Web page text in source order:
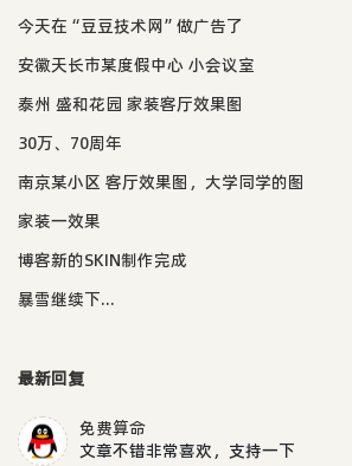
今天在“豆豆技术网”做广告了
安徽天长市某度假中心 小会议室
泰州 盛和花园 家装客厅效果图
30万、70周年
南京某小区 客厅效果图，大学同学的图
家装一效果
博客新的SKIN制作完成
暴雪继续下...
最新回复
免费算命
文章不错非常喜欢，支持一下